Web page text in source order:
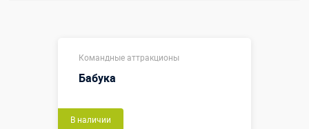
Командные аттракционы
Бабука
Новый
В наличии